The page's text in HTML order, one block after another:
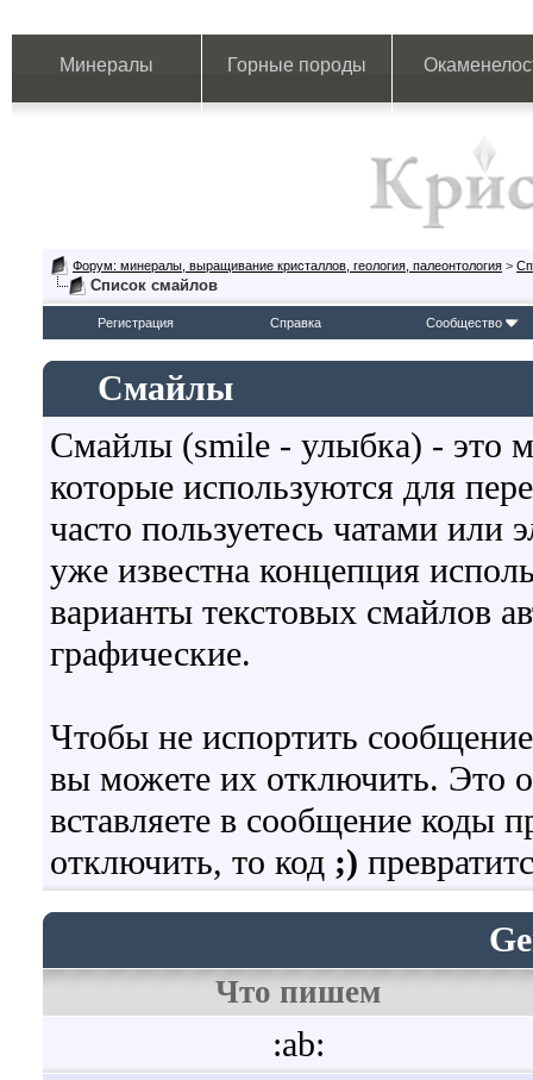
Минералы Горные породы
Форум: минералы, выращивание кристаллов, геология, палеонтология >
Список смайлов
Регистрация Справка Сообщество
Смайлы
Смайлы (smile - улыбка) - это
которые используются для
часто пользуетесь чатами или
уже известна концепция
варианты текстовых смайлов
графические.
Чтобы не испортить
вы можете их отключить. Это
вставляете в сообщение коды
отключить, то код ;)
Что пишем
:ab: